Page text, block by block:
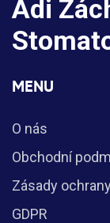
Adi
MENU
O nás
Obchodní
Zásady
GDPR